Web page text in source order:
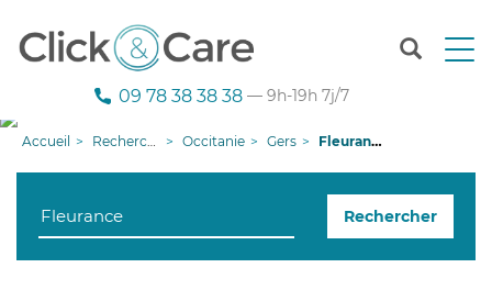
T
n
g
09 78 38 38 38 — 9h-19h 7j/7
Accueil Recherche aide à domicile Occitanie Gers Fleurance
Rechercher